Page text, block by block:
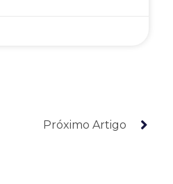
Próximo Artigo